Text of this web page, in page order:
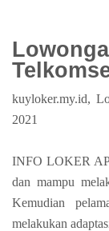
kuyloker.my.id,
2021
INFO LOKER
dan mampu
Kemudian
melakukan